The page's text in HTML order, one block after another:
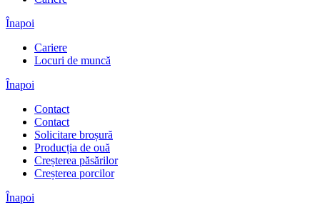
Înapoi
Cariere
Locuri de muncă
Înapoi
Contact
Contact
Solicitare broșură
Producția de ouă
Creșterea păsărilor
Creșterea porcilor
Înapoi